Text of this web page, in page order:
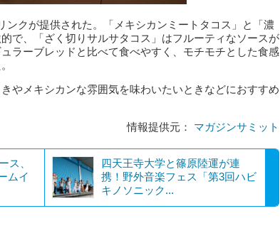
ンクが提供された。「メキシカンミートタコス」と「濃
で、「ざく切りサルサタコス」はフルーティなソースが
ラーブレッドと比べて食べやすく、モチモチとした食感
やメキシカンな雰囲気を味わいたいときなどにおすすめ
情報提供元： マガジンサミット
ス、
ムイ
四天王寺大学と篠原陸運が連
携！野外音楽フェス「第3回ハビ
キノソニック...